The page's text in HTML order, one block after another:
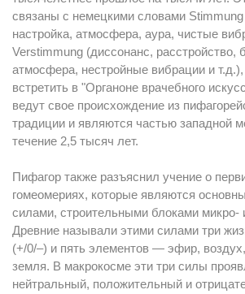
связаны с немецкими словами Stimmung
настройка, атмосфера, аура, чистые
Verstimmung (диссонанс, расстройство,
атмосфера, нестройные вибрации и
встретить в "Органоне врачебного
ведут свое происхождение из
традиции и являются частью западной
течение 2,5 тысяч лет.
Пифагор также разъяснил учение о
гомеомериях, которые являются
силами, строительными блоками микро-
Древние называли этими силами три
(+/0/–) и пять элементов — эфир,
земля. В макрокосме эти три силы
нейтральный, положительный и